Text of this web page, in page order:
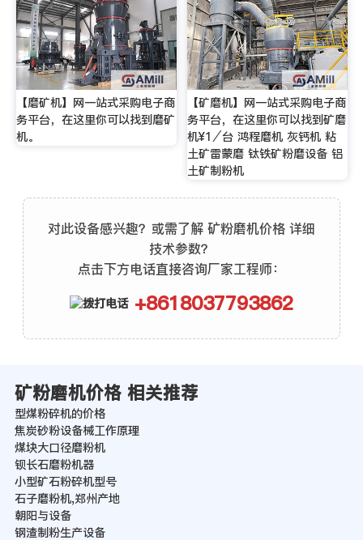
【磨矿机】网一站式采购电子商
务平台，在这里你可以找到磨矿
机。
【矿磨机】网一站式采购电子商
务平台，在这里你可以找到矿磨
机¥1⁄台 鸿程磨机 灰钙机 粘
土矿雷蒙磨 钛铁矿粉磨设备 铝
土矿制粉机
对此设备感兴趣？或需了解 矿粉磨机价格 详细
技术参数？
点击下方电话直接咨询厂家工程师：
+8618037793862
矿粉磨机价格 相关推荐
型煤粉碎机的价格
焦炭砂粉设备械工作原理
煤块大口径磨粉机
钡长石磨粉机器
小型矿石粉碎机型号
石子磨粉机,郑州产地
朝阳与设备
钢渣制粉生产设备